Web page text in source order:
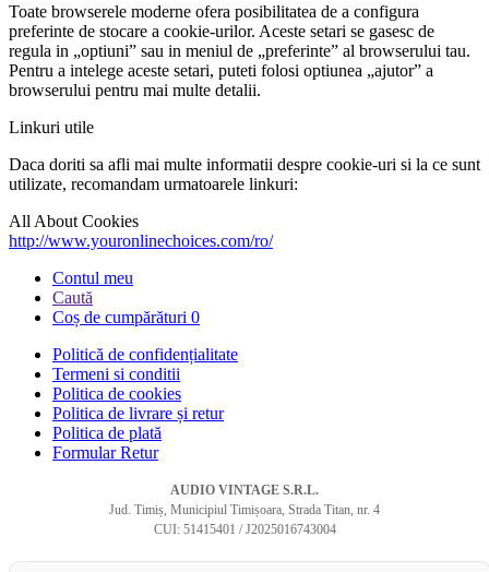
Toate browserele moderne ofera posibilitatea de a configura
preferinte de stocare a cookie-urilor. Aceste setari se gasesc de
regula in „optiuni” sau in meniul de „preferinte” al browserului tau.
Pentru a intelege aceste setari, puteti folosi optiunea „ajutor” a
browserului pentru mai multe detalii.
Linkuri utile
Daca doriti sa afli mai multe informatii despre cookie-uri si la ce sunt
utilizate, recomandam urmatoarele linkuri:
All About Cookies
http://www.youronlinechoices.com/ro/
Contul meu
Caută
Coș de cumpărături 0
Politică de confidențialitate
Termeni si conditii
Politica de cookies
Politica de livrare și retur
Politica de plată
Formular Retur
AUDIO VINTAGE S.R.L.
Jud. Timiș, Municipiul Timișoara, Strada Titan, nr. 4
CUI: 51415401 / J2025016743004